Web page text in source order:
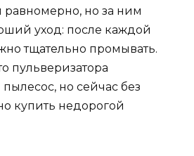
равномерно, но за ним
уход: после каждой
тщательно промывать.
пульверизатора
но сейчас без
купить недорогой